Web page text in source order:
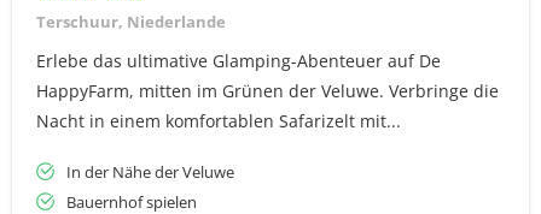
Terschuur, Niederlande
Erlebe das ultimative Glamping-Abenteuer auf De
HappyFarm, mitten im Grünen der Veluwe. Verbringe die
Nacht in einem komfortablen Safarizelt mit...
In der Nähe der Veluwe
Bauernhof spielen